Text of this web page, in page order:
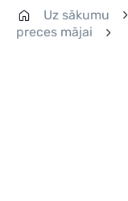
Uz sākumu
preces mājai